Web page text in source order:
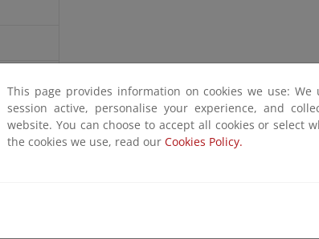
This page provides information on cookies we use:
session active, personalise your experience, and
website. You can choose to accept all cookies or select
the cookies we use, read our Cookies Policy.